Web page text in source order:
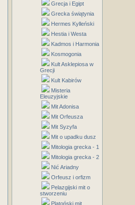
Grecja i Egipt
Grecka świątynia
Hermes Kylleński
Hestia i Westa
Kadmos i Harmonia
Kosmogonia
Kult Asklepiosa w
Grecji
Kult Kabirów
Misteria
Eleuzyjskie
Mit Adonisa
Mit Orfeusza
Mit Syzyfa
Mit o upadku dusz
Mitologia grecka - 1
Mitologia grecka - 2
Nić Ariadny
Orfeusz i orfizm
Pelazgijski mit o
stworzeniu
Platoński mit